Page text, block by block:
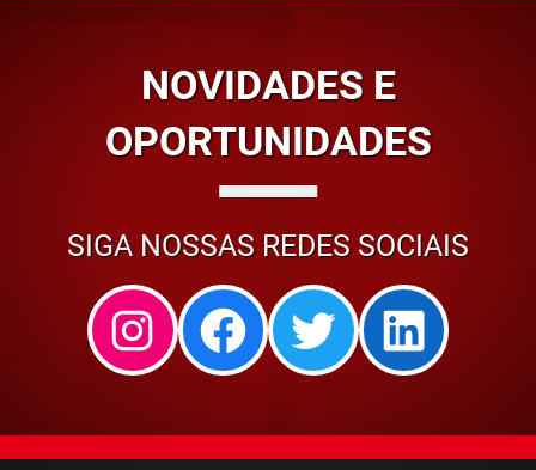
NOVIDADES E
OPORTUNIDADES
SIGA NOSSAS REDES SOCIAIS
Instagram
Facebook
Twitter